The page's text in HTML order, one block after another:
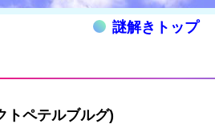
謎解きトップ
トペテルブルグ)